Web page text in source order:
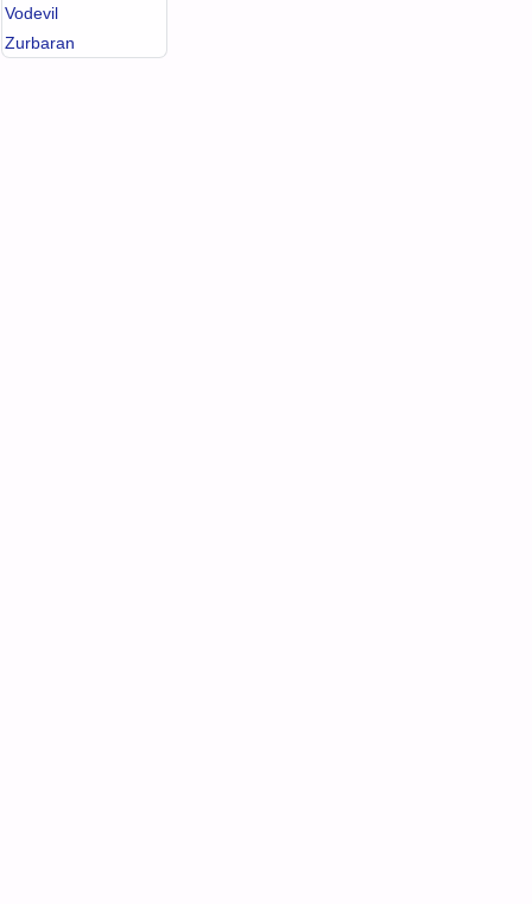
Vodevil
Zurbaran